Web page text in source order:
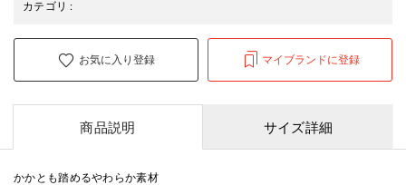
カテゴリ :
お気に入り登録 マイブランドに登録
商品説明 サイズ詳細
かかとも踏めるやわらか素材